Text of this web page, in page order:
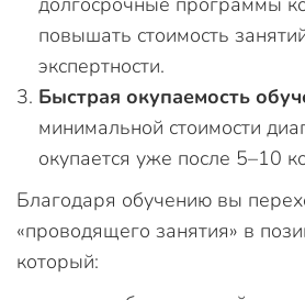
повышать стоимость
экспертности.
Быстрая окупаемость
минимальной стоимости
окупается уже после 5–10
Благодаря обучению вы
«проводящего занятия» в
который: